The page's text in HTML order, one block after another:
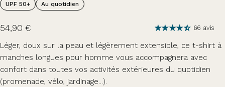
UPF 50+ Au quotidien
54,90 € 66 avis
Léger, doux sur la peau et légèrement extensible, ce t-shirt à
manches longues pour homme vous accompagnera avec
confort dans toutes vos activités extérieures du quotidien
(promenade, vélo, jardinage...).